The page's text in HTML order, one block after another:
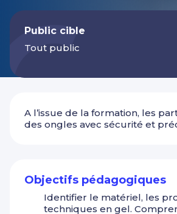
Public cible
Tout public
A l’issue de la formation, les
des ongles avec sécurité et
Objectifs pédagogiques
Identifier le matériel, les
techniques en gel.